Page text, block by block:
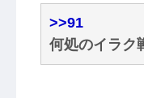
>>91
何処のイラク